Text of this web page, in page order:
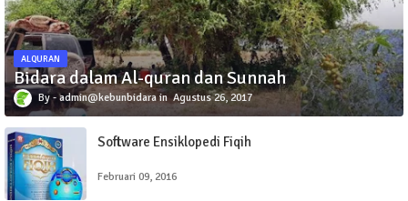
ALQURAN
Bidara dalam Al-quran dan Sunnah
admin@kebunbidara Agustus 26, 2017
Software Ensiklopedi Fiqih
Februari 09, 2016